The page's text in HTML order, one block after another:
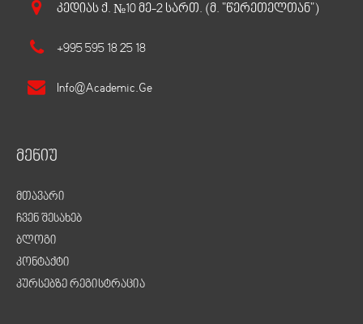
Კედიას Ქ. №10 Მე-2 Სართ. (მ. "წერეთელთან")
+995 595 18 25 18
Info@academic.ge
მენიუ
მთავარი
ჩვენ შესახებ
ბლოგი
კონტაქტი
კურსებზე რეგისტრაცია